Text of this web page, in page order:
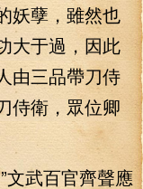
妖孽，雖然也
大于過，因此
由三品帶刀侍
侍衛，眾位卿
武百官齊聲應